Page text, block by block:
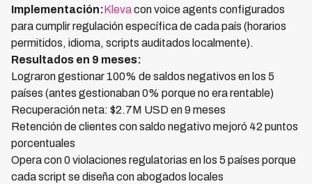
Implementación:Klevacon voice agents configurados
para cumplir regulación específica de cada país (horarios
permitidos, idioma, scripts auditados localmente).
Resultados en 9 meses:
Lograron gestionar 100% de saldos negativos en los 5
países (antes gestionaban 0% porque no era rentable)
Recuperación neta: $2.7M USD en 9 meses
Retención de clientes con saldo negativo mejoró 42 puntos
porcentuales
Opera con 0 violaciones regulatorias en los 5 países porque
cada script se diseña con abogados locales